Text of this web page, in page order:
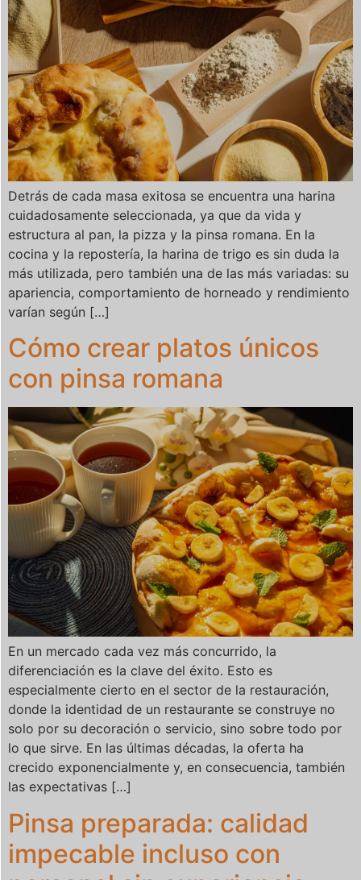
Detrás de cada masa exitosa se encuentra una harina
cuidadosamente seleccionada, ya que da vida y
estructura al pan, la pizza y la pinsa romana. En la
cocina y la repostería, la harina de trigo es sin duda la
más utilizada, pero también una de las más variadas: su
apariencia, comportamiento de horneado y rendimiento
varían según […]
Cómo crear platos únicos
con pinsa romana
En un mercado cada vez más concurrido, la
diferenciación es la clave del éxito. Esto es
especialmente cierto en el sector de la restauración,
donde la identidad de un restaurante se construye no
solo por su decoración o servicio, sino sobre todo por
lo que sirve. En las últimas décadas, la oferta ha
crecido exponencialmente y, en consecuencia, también
las expectativas […]
Pinsa preparada: calidad
impecable incluso con